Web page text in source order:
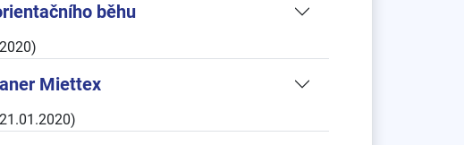
běhu
Miettex